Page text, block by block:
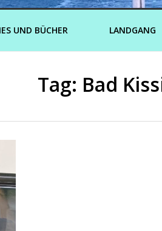
UND BÜCHER LANDGANG
Tag: Bad